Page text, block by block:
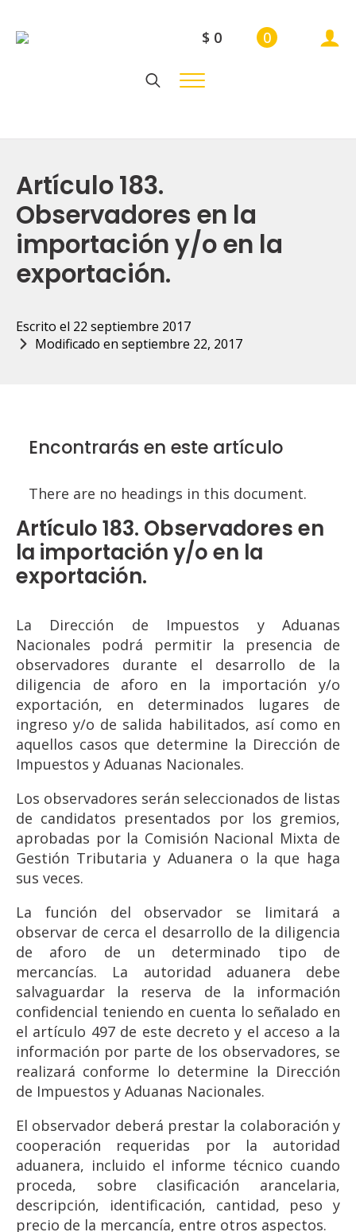
$ 0 0
Artículo 183.
Observadores en la
importación y/o en la
exportación.
Escrito el 22 septiembre 2017
Modificado en septiembre 22, 2017
Encontrarás en este artículo
There are no headings in this document.
Artículo 183. Observadores en
la importación y/o en la
exportación.
La Dirección de Impuestos y Aduanas
Nacionales podrá permitir la presencia de
observadores durante el desarrollo de la
diligencia de aforo en la importación y/o
exportación, en determinados lugares de
ingreso y/o de salida habilitados, así como en
aquellos casos que determine la Dirección de
Impuestos y Aduanas Nacionales.
Los observadores serán seleccionados de listas
de candidatos presentados por los gremios,
aprobadas por la Comisión Nacional Mixta de
Gestión Tributaria y Aduanera o la que haga
sus veces.
La función del observador se limitará a
observar de cerca el desarrollo de la diligencia
de aforo de un determinado tipo de
mercancías. La autoridad aduanera debe
salvaguardar la reserva de la información
confidencial teniendo en cuenta lo señalado en
el artículo 497 de este decreto y el acceso a la
información por parte de los observadores, se
realizará conforme lo determine la Dirección
de Impuestos y Aduanas Nacionales.
El observador deberá prestar la colaboración y
cooperación requeridas por la autoridad
aduanera, incluido el informe técnico cuando
proceda, sobre clasificación arancelaria,
descripción, identificación, cantidad, peso y
precio de la mercancía, entre otros aspectos.